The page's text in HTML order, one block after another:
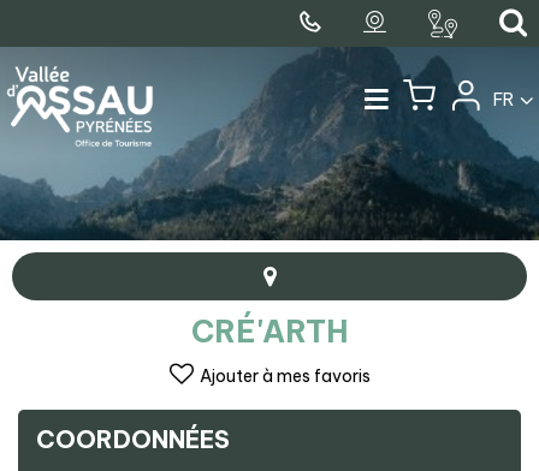
FR
CRÉ'ARTH
Ajouter à mes favoris
COORDONNÉES